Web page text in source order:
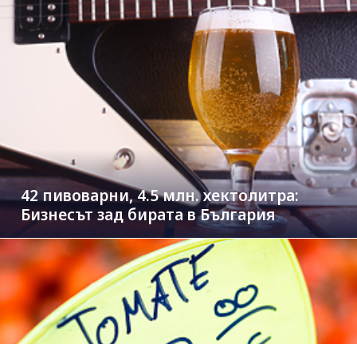
42 пивоварни, 4.5 млн. хектолитра:
Бизнесът зад бирата в България